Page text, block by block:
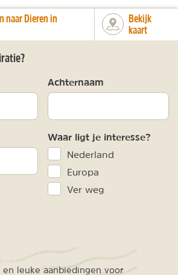
naar Dieren in
Bekijk
kaart
Achternaam
Waar ligt je interesse?
Nederland
Europa
Ver weg
leuke aanbiedingen voor